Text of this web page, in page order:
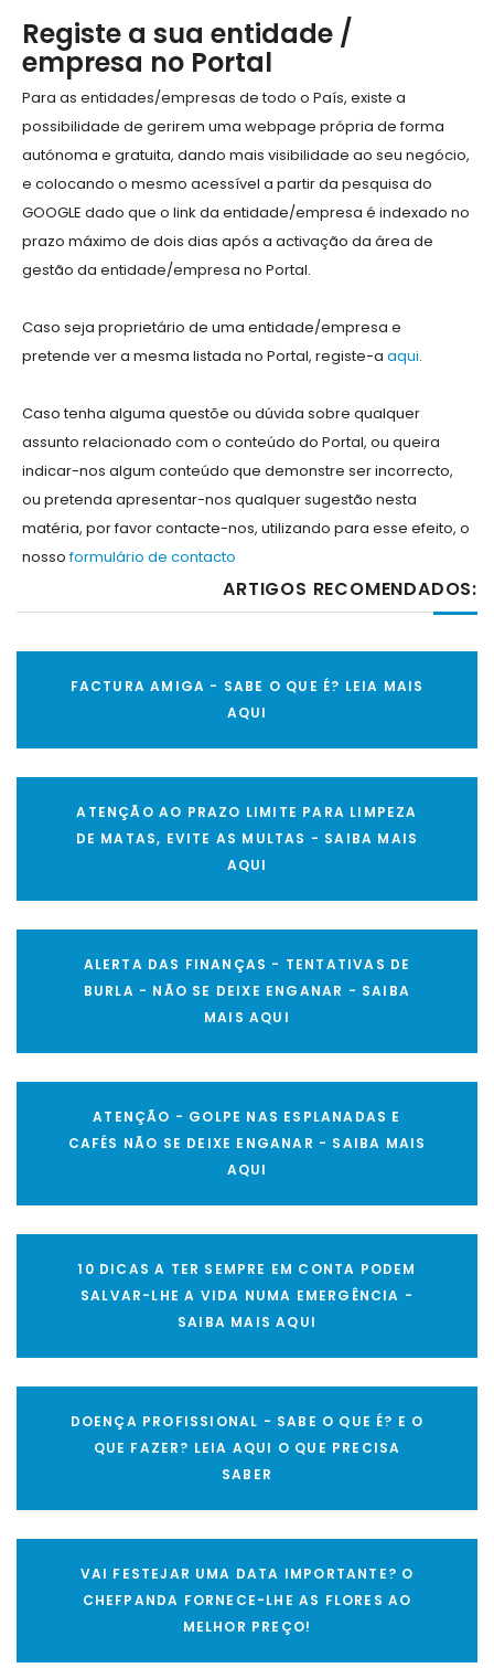
Registe a sua entidade /
empresa no Portal
Para as entidades/empresas de todo o País, existe a
possibilidade de gerirem uma webpage própria de forma
autónoma e gratuita, dando mais visibilidade ao seu negócio,
e colocando o mesmo acessível a partir da pesquisa do
GOOGLE dado que o link da entidade/empresa é indexado no
prazo máximo de dois dias após a activação da área de
gestão da entidade/empresa no Portal.
Caso seja proprietário de uma entidade/empresa e
pretende ver a mesma listada no Portal, registe-a aqui.
Caso tenha alguma questõe ou dúvida sobre qualquer
assunto relacionado com o conteúdo do Portal, ou queira
indicar-nos algum conteúdo que demonstre ser incorrecto,
ou pretenda apresentar-nos qualquer sugestão nesta
matéria, por favor contacte-nos, utilizando para esse efeito, o
nossoformulário de contacto
ARTIGOS RECOMENDADOS:
FACTURA AMIGA - SABE O QUE É? LEIA MAIS
AQUI
ATENÇÃO AO PRAZO LIMITE PARA LIMPEZA
DE MATAS, EVITE AS MULTAS - SAIBA MAIS
AQUI
ALERTA DAS FINANÇAS - TENTATIVAS DE
BURLA - NÃO SE DEIXE ENGANAR - SAIBA
MAIS AQUI
ATENÇÃO - GOLPE NAS ESPLANADAS E
CAFÉS NÃO SE DEIXE ENGANAR - SAIBA MAIS
AQUI
10 DICAS A TER SEMPRE EM CONTA PODEM
SALVAR-LHE A VIDA NUMA EMERGÊNCIA -
SAIBA MAIS AQUI
DOENÇA PROFISSIONAL - SABE O QUE É? E O
QUE FAZER? LEIA AQUI O QUE PRECISA
SABER
VAI FESTEJAR UMA DATA IMPORTANTE? O
CHEFPANDA FORNECE-LHE AS FLORES AO
MELHOR PREÇO!